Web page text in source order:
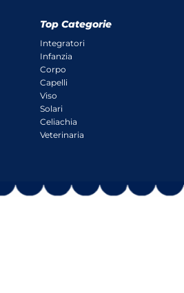
Top Categorie
Integratori
Infanzia
Corpo
Capelli
Viso
Solari
Celiachia
Veterinaria